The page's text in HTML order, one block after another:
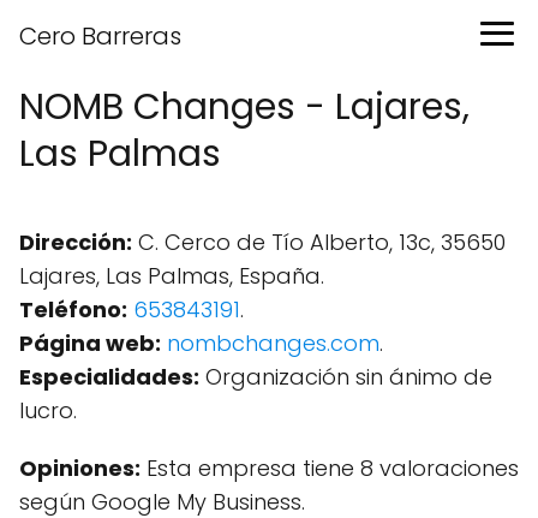
Cero Barreras
NOMB Changes - Lajares,
Las Palmas
Dirección: C. Cerco de Tío Alberto, 13c, 35650
Lajares, Las Palmas, España.
Teléfono: 653843191.
Página web: nombchanges.com.
Especialidades: Organización sin ánimo de
lucro.
Opiniones: Esta empresa tiene 8 valoraciones
según Google My Business.